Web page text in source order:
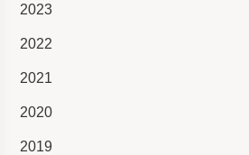
2023
2022
2021
2020
2019